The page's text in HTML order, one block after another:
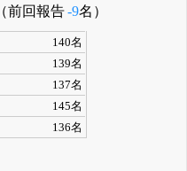
（前回報告-9名）
140名
139名
137名
145名
136名